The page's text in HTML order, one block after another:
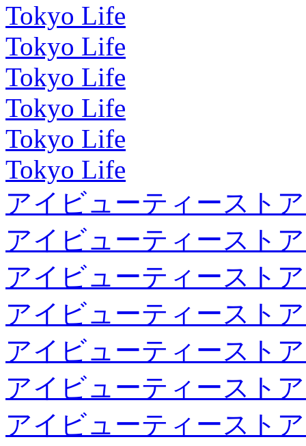
Tokyo Life
Tokyo Life
Tokyo Life
Tokyo Life
Tokyo Life
Tokyo Life
アイビューティースト
アイビューティースト
アイビューティースト
アイビューティースト
アイビューティースト
アイビューティースト
アイビューティースト